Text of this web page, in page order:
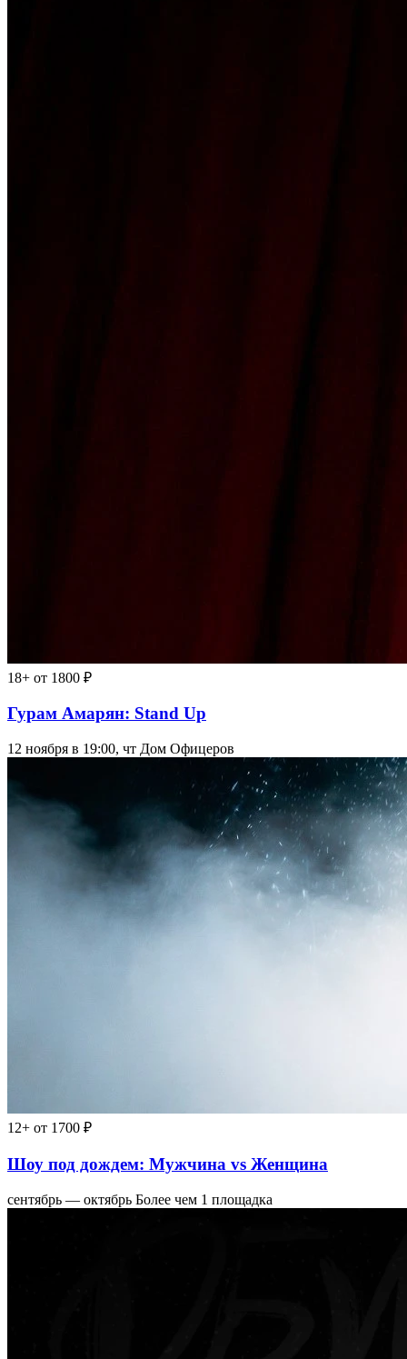
18+ от 1800 ₽
Гурам Амарян: Stand Up
12 ноября в 19:00, чт Дом Офицеров
12+ от 1700 ₽
Шоу под дождем: Мужчина vs Женщина
сентябрь — октябрь Более чем 1 площадка